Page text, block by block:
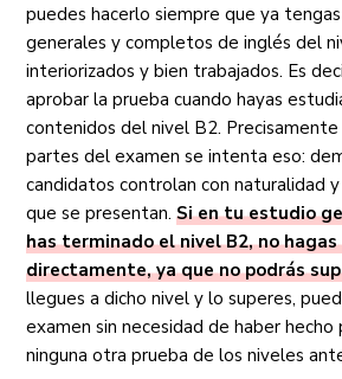
puedes hacerlo siempre que ya
generales y completos de inglés del
interiorizados y bien trabajados. Es
aprobar la prueba cuando hayas
contenidos del nivel B2.
partes del examen se intenta eso:
candidatos controlan con naturalidad
que se presentan.Si en tu estudio
has terminado el nivel B2, no
directamente, ya que no podrás
llegues a dicho nivel y lo superes,
examen sin necesidad de haber
ninguna otra prueba de los niveles